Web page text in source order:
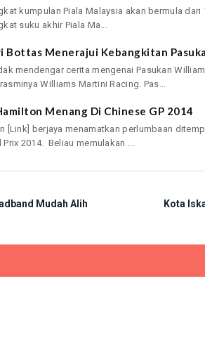
kumpulan Piala Malaysia akan bermula
suku akhir Piala Ma...
Bottas Menerajui Kebangkitan
mendengar cerita mengenai Pasukan
Williams Martini Racing. Pas...
Menang Di Chinese GP 2014
[Link] berjaya menamatkan perlumbaan
2014. Beliau memulakan ...
Mudah Alih
Kota